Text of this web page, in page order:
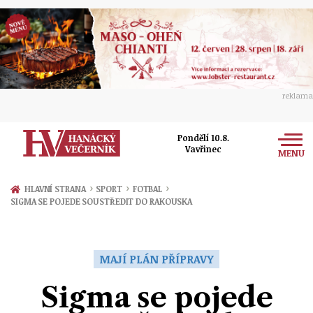
reklama
Pondělí 10.8.
Vavřinec
MENU
Zprávy
Přerov
Ekonomika
Ženy
Sport
HLAVNÍ STRANA › SPORT › FOTBAL ›
SIGMA SE POJEDE SOUSTŘEDIT DO RAKOUSKA
MAJÍ PLÁN PŘÍPRAVY
Sigma se pojede